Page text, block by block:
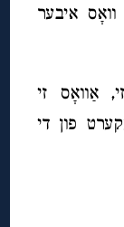
איבער
אַוואָס זי
פון די